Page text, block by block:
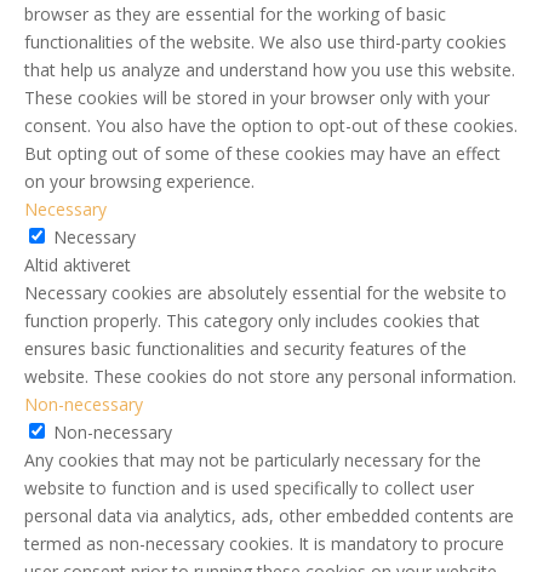
browser as they are essential for the working of basic
functionalities of the website. We also use third-party cookies
that help us analyze and understand how you use this website.
These cookies will be stored in your browser only with your
consent. You also have the option to opt-out of these cookies.
But opting out of some of these cookies may have an effect
on your browsing experience.
Necessary
Necessary
Altid aktiveret
Necessary cookies are absolutely essential for the website to
function properly. This category only includes cookies that
ensures basic functionalities and security features of the
website. These cookies do not store any personal information.
Non-necessary
Non-necessary
Any cookies that may not be particularly necessary for the
website to function and is used specifically to collect user
personal data via analytics, ads, other embedded contents are
termed as non-necessary cookies. It is mandatory to procure